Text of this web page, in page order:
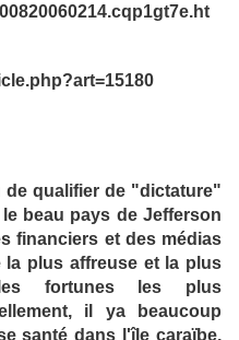
de qualifier de "dictature"
beau pays de Jefferson
financiers et des médias
plus affreuse et la plus
fortunes les plus
il ya beaucoup
santé dans l'île caraïbe,